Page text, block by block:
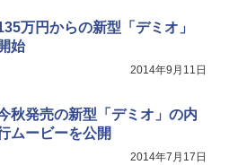
万円からの新型「デミオ」
始
2014年9月11日
秋発売の新型「デミオ」の内
ムービーを公開
2014年7月17日